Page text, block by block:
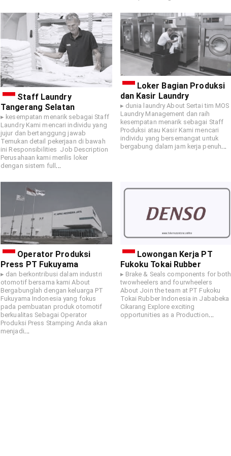
Staff Laundry
Tangerang Selatan
▸ kesempatan menarik sebagai Staff
Laundry Kami mencari individu yang
jujur dan bertanggung jawab
Temukan detail pekerjaan di bawah
ini Responsibilities Job Description
Perusahaan kami merilis loker
dengan sistem full…
Loker Bagian Produksi
dan Kasir Laundry
▸ dunia laundry About Sertai tim MOS
Laundry Management dan raih
kesempatan menarik sebagai Staff
Produksi atau Kasir Kami mencari
individu yang bersemangat untuk
bergabung dalam jam kerja penuh…
Operator Produksi
Press PT Fukuyama
▸ dan berkontribusi dalam industri
otomotif bersama kami About
Bergabunglah dengan keluarga PT
Fukuyama Indonesia yang fokus
pada pembuatan produk otomotif
berkualitas Sebagai Operator
Produksi Press Stamping Anda akan
menjadi…
Lowongan Kerja PT
Fukoku Tokai Rubber
▸ Brake & Seals components for both
twowheelers and fourwheelers
About Join the team at PT Fukoku
Tokai Rubber Indonesia in Jababeka
Cikarang Explore exciting
opportunities as a Production…